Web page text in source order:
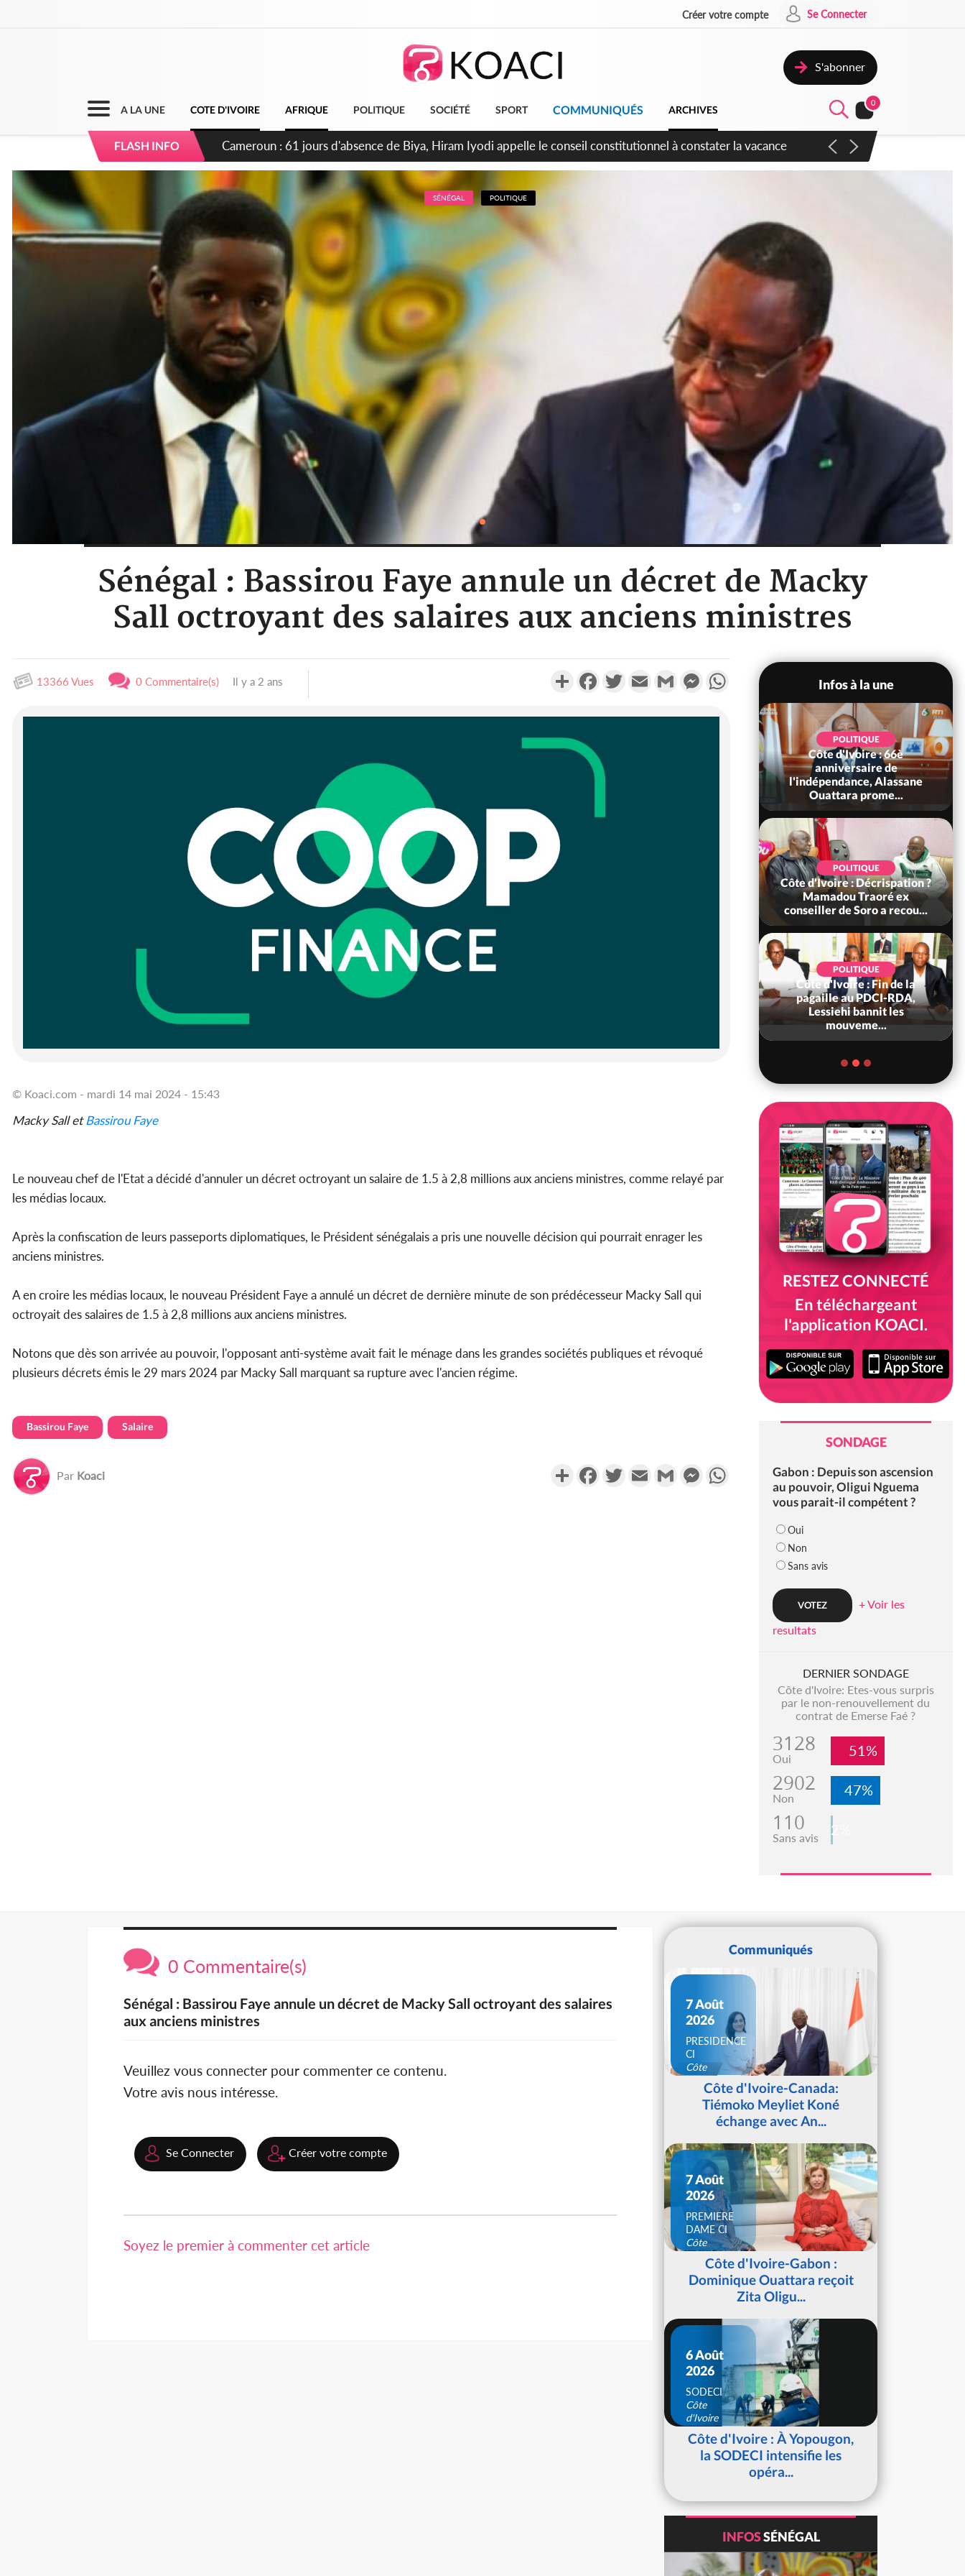
Créer votre compte Se Connecter
S'abonner
A LA UNE COTE D'IVOIRE AFRIQUE POLITIQUE SOCIÉTÉ SPORT COMMUNIQUÉS ARCHIVES
0
FLASH INFO Côte d'Ivoire : Fin de la pagaille au PDCI-RDA, Lessiehi bannit les mouvements sauvages
SÉNÉGAL POLITIQUE
Sénégal : Bassirou Faye annule un décret de Macky
Sall octroyant des salaires aux anciens ministres
13366 Vues 0 Commentaire(s) Il y a 2 ans PartagerFacebookTwitterEmail Gmail MessengerWhatsApp
© Koaci.com - mardi 14 mai 2024 - 15:43
Macky Sall etBassirou Faye
Le nouveau chef de l'Etat a décidé d'annuler un décret octroyant un salaire de 1.5 à 2,8 millions aux anciens ministres, comme relayé par
les médias locaux.
Après la confiscation de leurs passeports diplomatiques, le Président sénégalais a pris une nouvelle décision qui pourrait enrager les
anciens ministres.
A en croire les médias locaux, le nouveau Président Faye a annulé un décret de dernière minute de son prédécesseur Macky Sall qui
octroyait des salaires de 1.5 à 2,8 millions aux anciens ministres.
Notons que dès son arrivée au pouvoir, l'opposant anti-système avait fait le ménage dans les grandes sociétés publiques et révoqué
plusieurs décrets émis le 29 mars 2024 par Macky Sall marquant sa rupture avec l'ancien régime.
Bassirou Faye Salaire
Par Koaci PartagerFacebookTwitterEmail Gmail MessengerWhatsApp
Infos à la une
d'absence de Biya, Hiram
Iyodi appelle le conseil
POLITIQUE
Côte d'Ivoire : 66è
anniversaire de
l'indépendance, Alassane
Ouattara prome...
POLITIQUE
Côte d'Ivoire : Décrispation ?
Mamadou Traoré ex
conseiller de Soro a recou...
POLITIQUE
Côte d'Ivoire : Fin de la
pagaille au PDCI-RDA,
Lessiehi bannit les
mouveme...
RESTEZ CONNECTÉ
En téléchargeant
l'application KOACI.
SONDAGE
Gabon : Depuis son ascension
au pouvoir, Oligui Nguema
vous parait-il compétent ?
Oui
Non
Sans avis
+ Voir les
resultats
DERNIER SONDAGE
Côte d'Ivoire: Etes-vous surpris
par le non-renouvellement du
contrat de Emerse Faé ?
3128
Oui 51%
2902
Non 47%
110
Sans avis 2%
0 Commentaire(s)
Sénégal : Bassirou Faye annule un décret de Macky Sall octroyant des salaires
aux anciens ministres
Veuillez vous connecter pour commenter ce contenu.
Votre avis nous intéresse.
Se Connecter Créer votre compte
Soyez le premier à commenter cet article
Communiqués
7 Août
2026
PRESIDENCE
CI
Côte
d'IvoireCôte d'Ivoire-Canada:
Tiémoko Meyliet Koné
échange avec An...
7 Août
2026
PREMIERE
DAME CI
Côte
d'IvoireCôte d'Ivoire-Gabon :
Dominique Ouattara reçoit
Zita Oligu...
6 Août
2026
SODECI
Côte
d'Ivoire
Côte d'Ivoire : À Yopougon,
la SODECI intensifie les
opéra...
INFOSSÉNÉGAL